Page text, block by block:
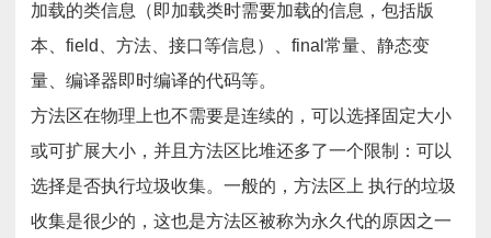
加载的类信息（即加载类时需要加载的信息，包括版
本、field、方法、接口等信息）、final常量、静态变
量、编译器即时编译的代码等。
方法区在物理上也不需要是连续的，可以选择固定大小
或可扩展大小，并且方法区比堆还多了一个限制：可以
选择是否执行垃圾收集。一般的，方法区上 执行的垃圾
收集是很少的，这也是方法区被称为永久代的原因之一